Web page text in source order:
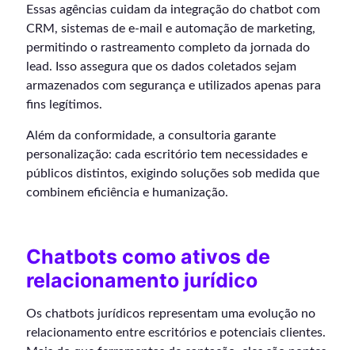
Essas agências cuidam da integração do chatbot com
CRM, sistemas de e-mail e automação de marketing,
permitindo o rastreamento completo da jornada do
lead. Isso assegura que os dados coletados sejam
armazenados com segurança e utilizados apenas para
fins legítimos.
Além da conformidade, a consultoria garante
personalização: cada escritório tem necessidades e
públicos distintos, exigindo soluções sob medida que
combinem eficiência e humanização.
Chatbots como ativos de
relacionamento jurídico
Os chatbots jurídicos representam uma evolução no
relacionamento entre escritórios e potenciais clientes.